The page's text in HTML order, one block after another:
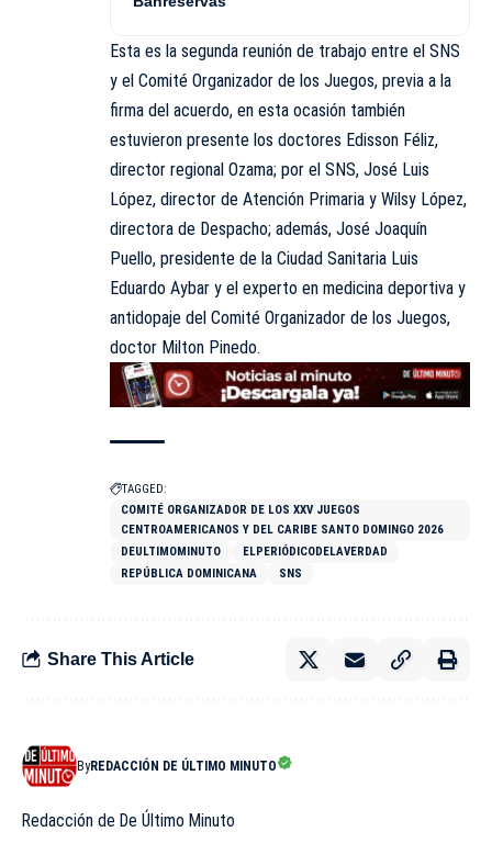
Esta es la segunda reunión de trabajo entre el SNS
y el Comité Organizador de los Juegos, previa a la
firma del acuerdo, en esta ocasión también
estuvieron presente los doctores Edisson Féliz,
director regional Ozama; por el SNS, José Luis
López, director de Atención Primaria y Wilsy López,
directora de Despacho; además, José Joaquín
Puello, presidente de la Ciudad Sanitaria Luis
Eduardo Aybar y el experto en medicina deportiva y
antidopaje del Comité Organizador de los Juegos,
doctor Milton Pinedo.
TAGGED:
COMITÉ ORGANIZADOR DE LOS XXV JUEGOS
CENTROAMERICANOS Y DEL CARIBE SANTO DOMINGO 2026
DEULTIMOMINUTO
ELPERIÓDICODELAVERDAD
REPÚBLICA DOMINICANA
SNS
Share This Article
ByREDACCIÓN DE ÚLTIMO MINUTO
Redacción de De Último Minuto